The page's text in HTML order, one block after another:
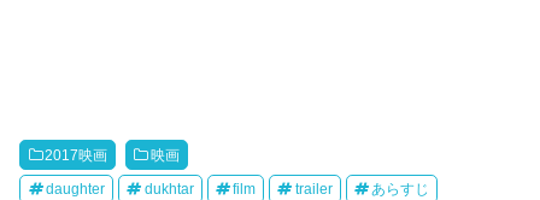
2017映画 映画
daughter dukhtar film trailer あらすじ